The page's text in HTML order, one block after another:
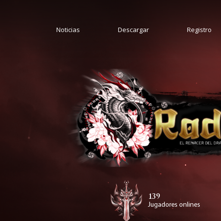
Noticias Descargar Registro
139
Jugadores onlines